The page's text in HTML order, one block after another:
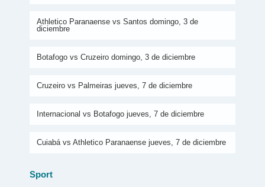
Athletico Paranaense vs Santos domingo, 3 de
diciembre
Botafogo vs Cruzeiro domingo, 3 de diciembre
Cruzeiro vs Palmeiras jueves, 7 de diciembre
Internacional vs Botafogo jueves, 7 de diciembre
Cuiabá vs Athletico Paranaense jueves, 7 de diciembre
Sport